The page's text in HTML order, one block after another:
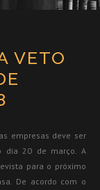
VETO
empresas deve ser
dia 20 de março. A
para o próximo
De acordo com o